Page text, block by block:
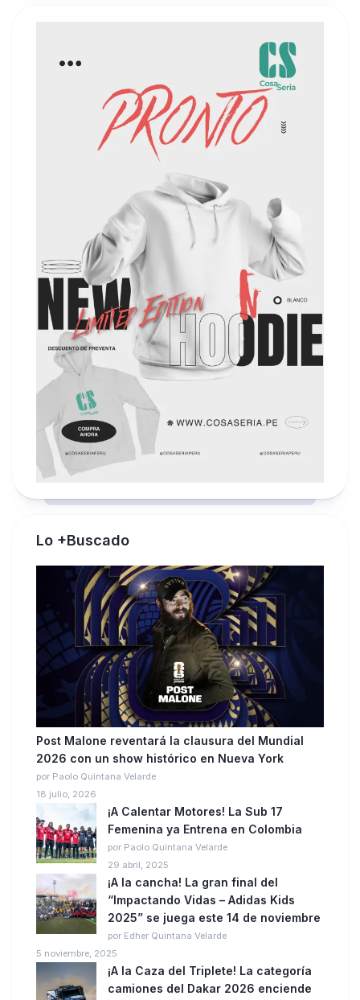
Lo +Buscado
Post Malone reventará la clausura del Mundial
2026 con un show histórico en Nueva York
por Paolo Quintana Velarde
18 julio, 2026
¡A Calentar Motores! La Sub 17
Femenina ya Entrena en Colombia
por Paolo Quintana Velarde
29 abril, 2025
¡A la cancha! La gran final del
“Impactando Vidas – Adidas Kids
2025” se juega este 14 de noviembre
por Edher Quintana Velarde
5 noviembre, 2025
¡A la Caza del Triplete! La categoría
camiones del Dakar 2026 enciende